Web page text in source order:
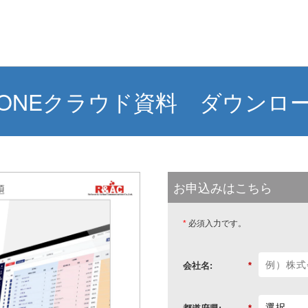
クラウド資料 ダウンロ
お申込みはこちら
* 必須入力です。
*
会社名: